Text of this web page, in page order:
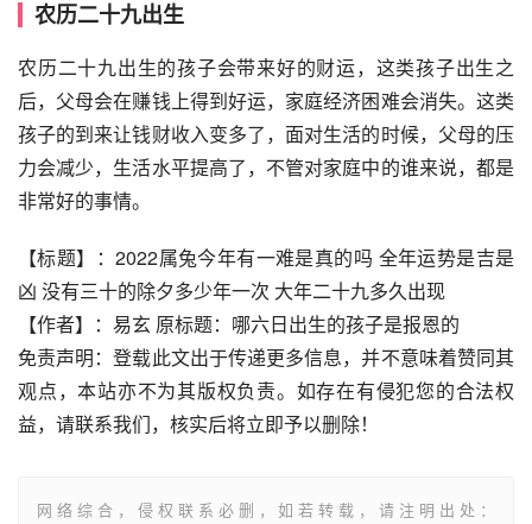
农历二十九出生
农历二十九出生的孩子会带来好的财运，这类孩子出生之
后，父母会在赚钱上得到好运，家庭经济困难会消失。这类
孩子的到来让钱财收入变多了，面对生活的时候，父母的压
力会减少，生活水平提高了，不管对家庭中的谁来说，都是
非常好的事情。
【标题】：2022属兔今年有一难是真的吗 全年运势是吉是
凶 没有三十的除夕多少年一次 大年二十九多久出现
【作者】：易玄 原标题：哪六日出生的孩子是报恩的
免责声明：登载此文出于传递更多信息，并不意味着赞同其
观点，本站亦不为其版权负责。如存在有侵犯您的合法权
益，请联系我们，核实后将立即予以删除！
网络综合，侵权联系必删，如若转载，请注明出处：